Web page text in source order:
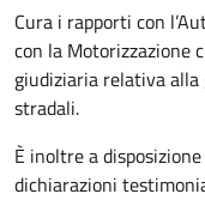
Cura i rapporti con
con la Motorizzazione
giudiziaria relativa
stradali.
È inoltre a
dichiarazioni